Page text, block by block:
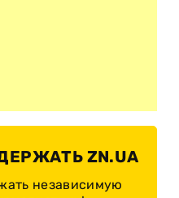
ZN.UA
независимую